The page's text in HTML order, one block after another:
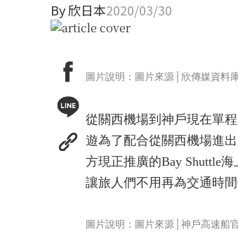
By欣日本2020/03/30
圖片說明：圖片來源│欣傳媒資料
從關西機場到神戶現在單
遊為了配合從關西機場進
方現正推廣的Bay Shuttle
讓旅人們不用再為交通時
圖片說明：圖片來源│神戶高速船